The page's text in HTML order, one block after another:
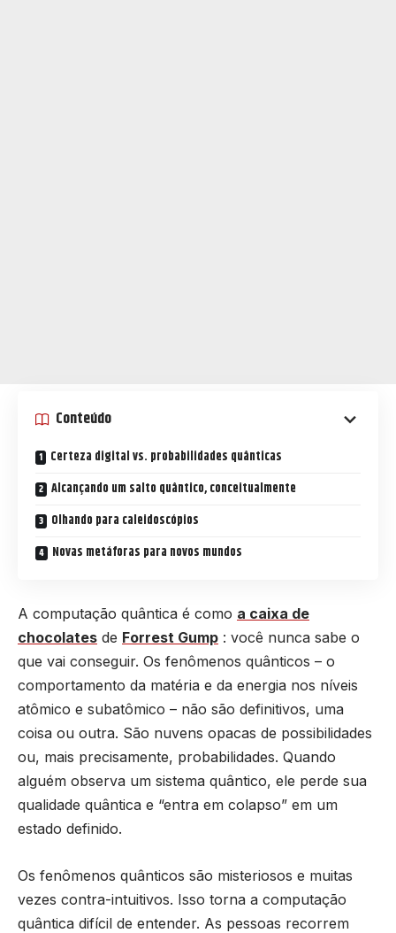
Conteúdo
Certeza digital vs. probabilidades quânticas
Alcançando um salto quântico, conceitualmente
Olhando para caleidoscópios
Novas metáforas para novos mundos
A computação quântica é como a caixa de
chocolates de Forrest Gump : você nunca sabe o
que vai conseguir. Os fenômenos quânticos – o
comportamento da matéria e da energia nos níveis
atômico e subatômico – não são definitivos, uma
coisa ou outra. São nuvens opacas de possibilidades
ou, mais precisamente, probabilidades. Quando
alguém observa um sistema quântico, ele perde sua
qualidade quântica e “entra em colapso” em um
estado definido.
Os fenômenos quânticos são misteriosos e muitas
vezes contra-intuitivos. Isso torna a computação
quântica difícil de entender. As pessoas recorrem